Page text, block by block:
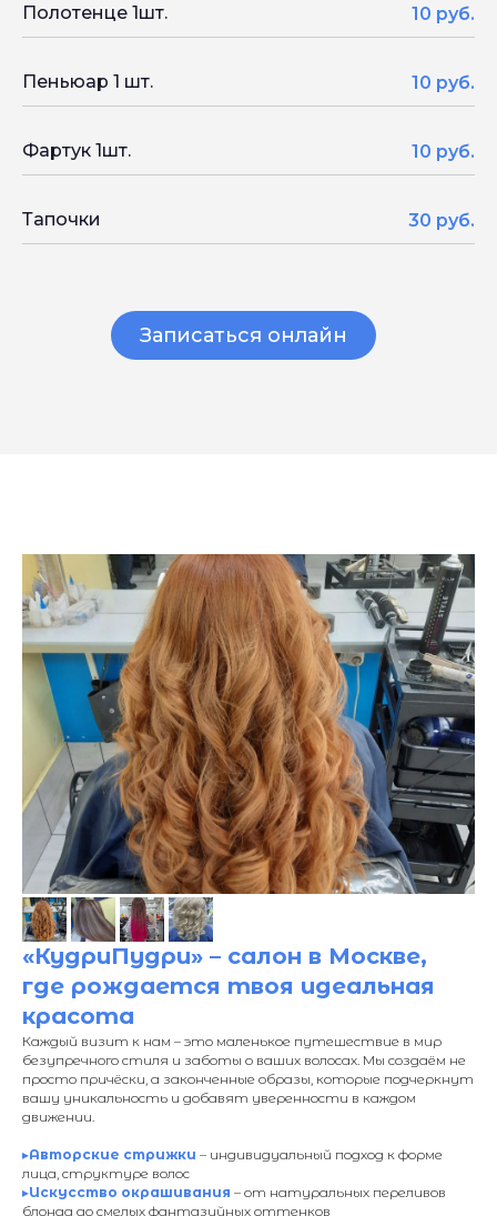
Полотенце 1шт. 10 руб.
Пеньюар 1 шт. 10 руб.
Фартук 1шт. 10 руб.
Тапочки 30 руб.
Записаться онлайн
«КудриПудри» – салон в Москве,
где рождается твоя идеальная
красота
Каждый визит к нам – это маленькое путешествие в мир
безупречного стиля и заботы о ваших волосах. Мы создаём не
просто причёски, а законченные образы, которые подчеркнут
вашу уникальность и добавят уверенности в каждом
движении.
▸Авторские стрижки – индивидуальный подход к форме
лица, структуре волос
▸Искусство окрашивания – от натуральных переливов
блонда до смелых фантазийных оттенков